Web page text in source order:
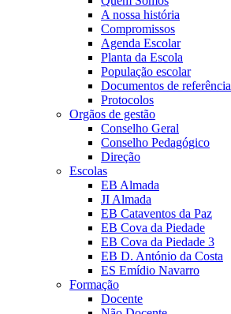
A nossa história
Compromissos
Agenda Escolar
Planta da Escola
População escolar
Documentos de referência
Protocolos
Orgãos de gestão
Conselho Geral
Conselho Pedagógico
Direção
Escolas
EB Almada
JI Almada
EB Cataventos da Paz
EB Cova da Piedade
EB Cova da Piedade 3
EB D. António da Costa
ES Emídio Navarro
Formação
Docente